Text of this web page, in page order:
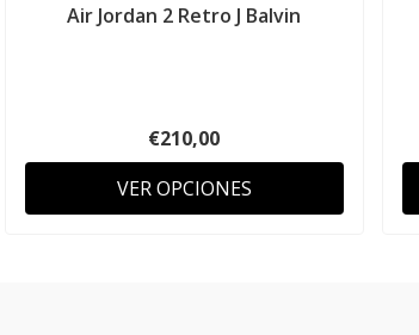
Air Jordan 2 Retro J Balvin
€210,00
VER OPCIONES